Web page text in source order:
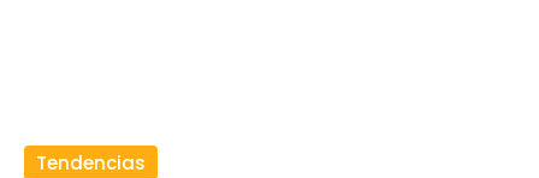
Tendencias